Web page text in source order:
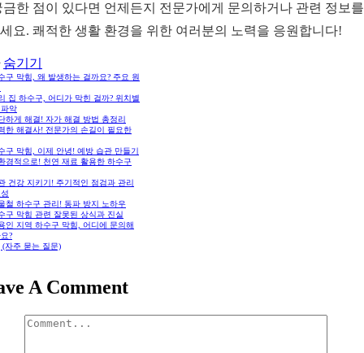
금한 점이 있다면 언제든지 전문가에게 문의하거나 관련 정보
요. 쾌적한 생활 환경을 위한 여러분의 노력을 응원합니다!
숨기기
구 막힘, 왜 발생하는 걸까요? 주요 원
집 하수구, 어디가 막힌 걸까? 위치별
악
하게 해결! 자가 해결 방법 총정리
한 해결사! 전문가의 손길이 필요한
구 막힘, 이제 안녕! 예방 습관 만들기
경적으로! 천연 재료 활용한 하수구
건강 지키기! 주기적인 점검과 관리
철 하수구 관리! 동파 방지 노하우
구 막힘 관련 잘못된 상식과 진실
인 지역 하수구 막힘, 어디에 문의해
?
(자주 묻는 질문)
A Comment